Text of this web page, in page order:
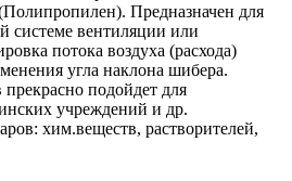
Предназначен для
системе вентиляции или
потока воздуха (расхода)
угла наклона шибера.
подойдет для
учреждений и др.
хим.веществ, растворителей,